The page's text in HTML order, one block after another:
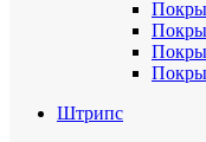
Штрипс